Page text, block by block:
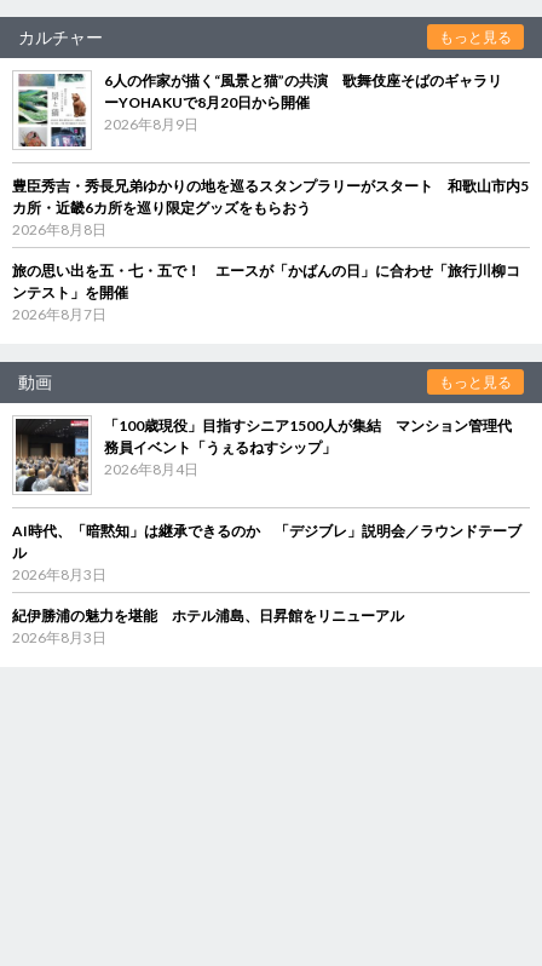
カルチャー もっと見る
6人の作家が描く“風景と猫”の共演 歌舞伎座そばのギャラリ
ーYOHAKUで8月20日から開催
2026年8月9日
豊臣秀吉・秀長兄弟ゆかりの地を巡るスタンプラリーがスタート 和歌山市内5
カ所・近畿6カ所を巡り限定グッズをもらおう
2026年8月8日
旅の思い出を五・七・五で！ エースが「かばんの日」に合わせ「旅行川柳コ
ンテスト」を開催
2026年8月7日
動画 もっと見る
「100歳現役」目指すシニア1500人が集結 マンション管理代
務員イベント「うぇるねすシップ」
2026年8月4日
AI時代、「暗黙知」は継承できるのか 「デジブレ」説明会／ラウンドテーブ
ル
2026年8月3日
紀伊勝浦の魅力を堪能 ホテル浦島、日昇館をリニューアル
2026年8月3日